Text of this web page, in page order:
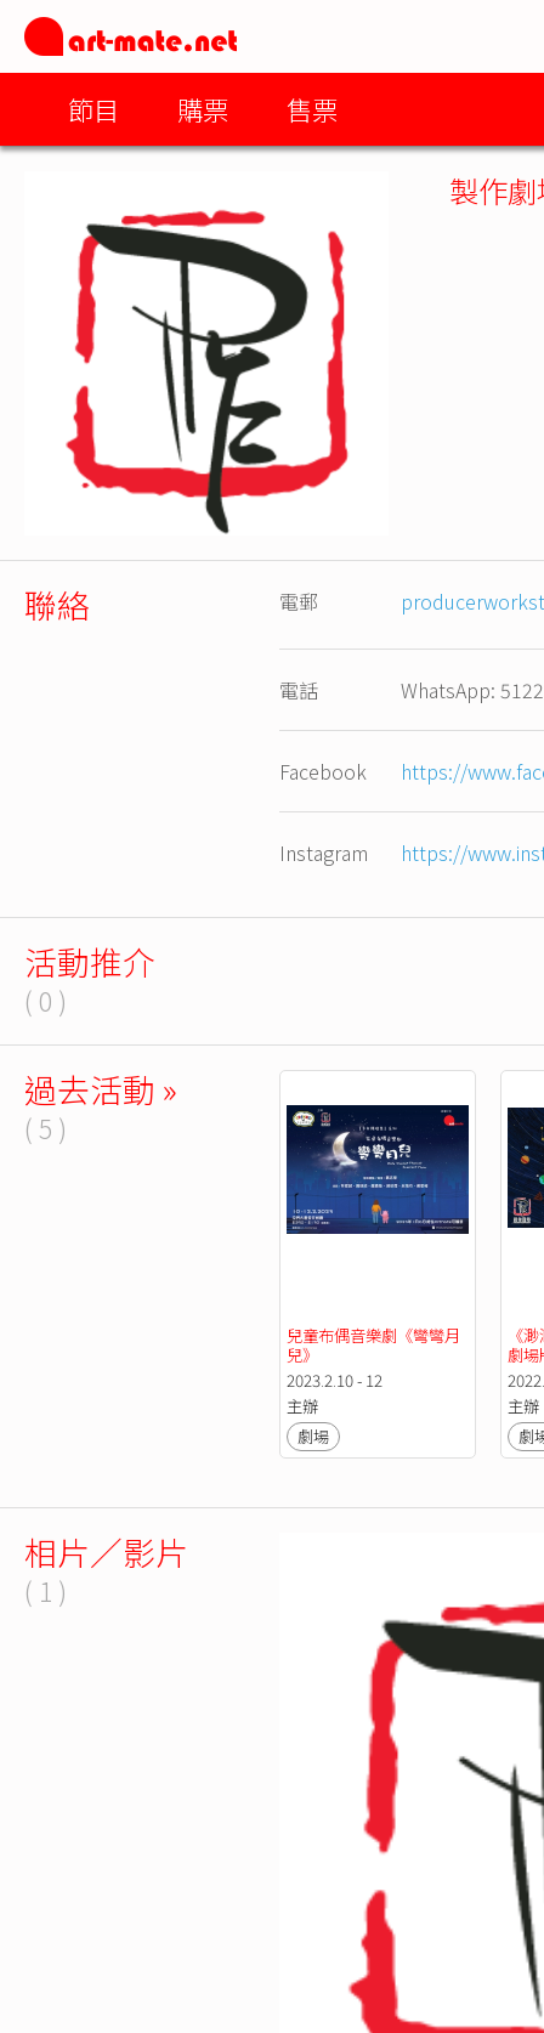
節目 購票 售票
製作
聯絡 電郵
電話 WhatsApp:
Facebook https://
Instagram https://
活動推介
( 0 )
過去活動 »
( 5 )
兒童布偶音樂劇《彎彎月
兒》
2023.2.10 - 12
主辦
劇場
《
劇場
主辦
劇
相片／影片
( 1 )